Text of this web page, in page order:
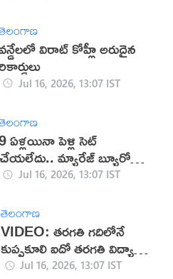
విరాట్ కోహ్లీ అరుదైన
Jul 16, 2026, 13:07 IST
ఏళ్లయినా పెళ్లి సెట్
మ్యారేజ్ బ్యూరోకి
జరిమానా
Jul 16, 2026, 13:07 IST
తెలంగాణ
VIDEO: తరగతి గదిలోనే
కుప్పకూలి ఐదో తరగతి విద్యార్థి
మృతిJul 16, 2026, 13:07 IST